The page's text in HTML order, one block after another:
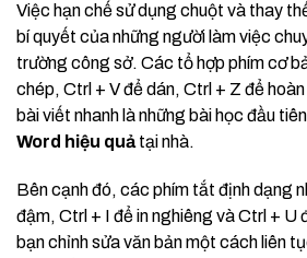
Việc hạn chế sử dụng chuột và thay
bí quyết của những người làm việc
trường công sở. Các tổ hợp phím cơ
chép, Ctrl + V để dán, Ctrl + Z để
bài viết nhanh là những bài học đầu
Word hiệu quảtại nhà.
Bên cạnh đó, các phím tắt định dạng
đậm, Ctrl + I để in nghiêng và Ctrl + U
bạn chỉnh sửa văn bản một cách liên